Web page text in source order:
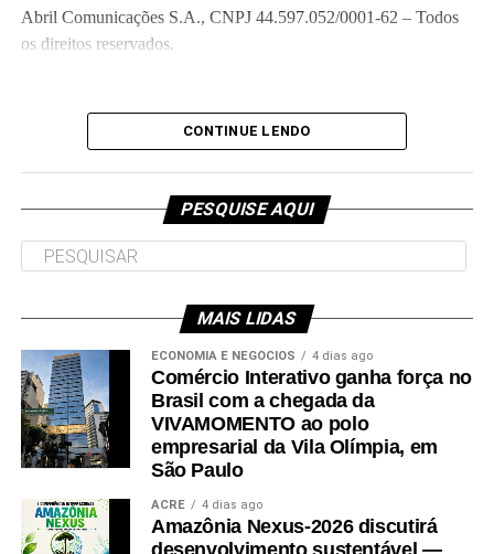
PARABÉNS! Você já pode ler essa matéria grátis.
Leia Mais: Veja
Abril Comunicações S.A., CNPJ 44.597.052/0001-62 – Todos
os direitos reservados.
Digital Completo
Acesso ilimitado ao site, edições digitais e acervo de todos os
títulos Abril nos apps*
Apenas5,99/mês
Revista em Casa + Digital Completo
Receba 4 revistas de Veja no mês, além de todos os benefícios
do plano Digital Completo (cada revista sai por menos de R$ 9)
35,90/mês
*Acesso ilimitado ao site e edições digitais de todos os títulos
CONTINUE LENDO
PESQUISE AQUI
MAIS LIDAS
ECONOMIA E NEGÓCIOS 4 dias ago
Comércio Interativo ganha força no
Brasil com a chegada da
VIVAMOMENTO ao polo
empresarial da Vila Olímpia, em
São Paulo
ACRE 4 dias ago
Amazônia Nexus-2026 discutirá